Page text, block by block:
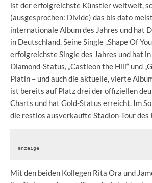
ist der erfolgreichste Künstler weltweit,
(ausgesprochen: Divide) das bis dato
internationale Album des Jahres und hat
in Deutschland. Seine Single „Shape Of
erfolgreichste Single des Jahres und hat
Diamond-Status, „Castleon the Hill“ und
Platin – und auch die aktuelle, vierte
ist bereits auf Platz drei der offiziellen
Charts und hat Gold-Status erreicht. Im
die restlos ausverkaufte Stadion-Tour des
anzeige
Mit den beiden Kollegen Rita Ora und